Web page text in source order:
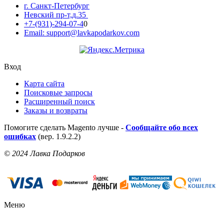
г. Санкт-Петербург
Невский пр-т,д.35
+7-(931)-294-07-40
Email: support@lavkapodarkov.com
Вход
Карта сайта
Поисковые запросы
Расширенный поиск
Заказы и возвраты
Помогите сделать Magento лучше - Сообщайте обо всех
ошибках (вер. 1.9.2.2)
© 2024 Лавка Подарков
Меню